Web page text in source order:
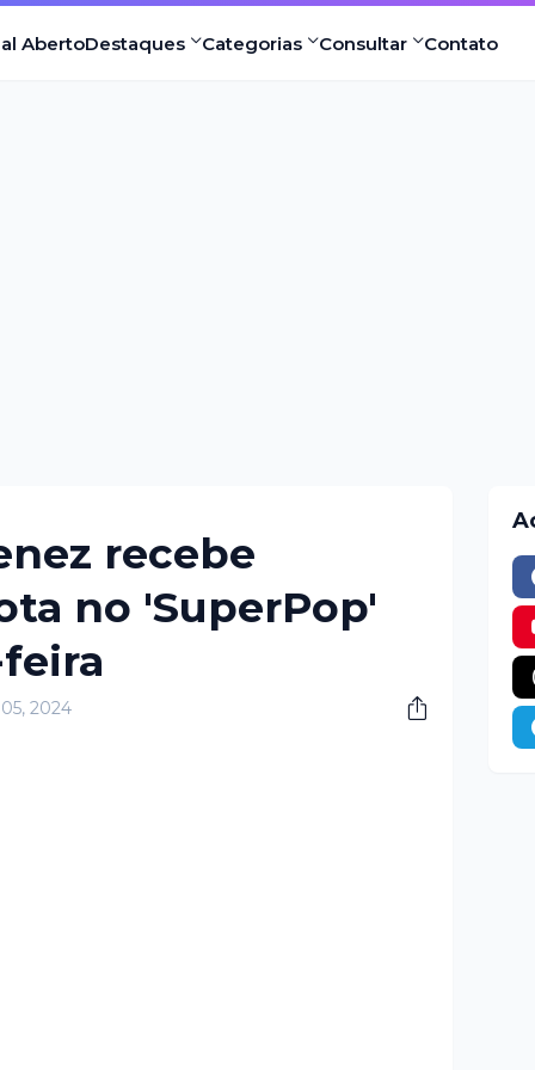
AbertoDestaques Categorias Consultar Contato
recebe
no 'SuperPop'
2024